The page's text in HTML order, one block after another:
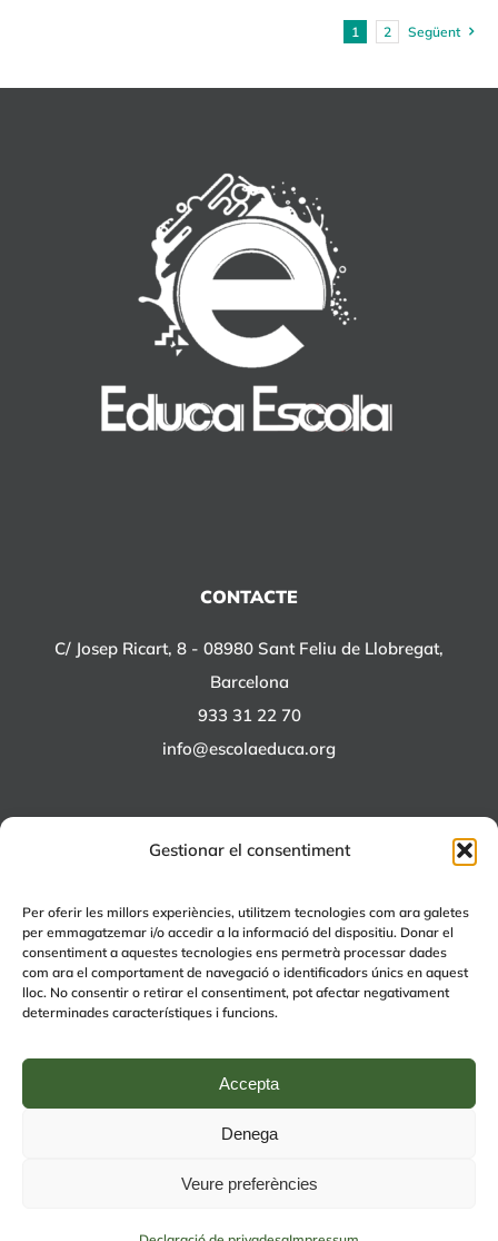
Gestionar el consentiment
Per oferir les millors experiències, utilitzem tecnologies com ara galetes
per emmagatzemar i/o accedir a la informació del dispositiu. Donar el
consentiment a aquestes tecnologies ens permetrà processar dades
com ara el comportament de navegació o identificadors únics en aquest
lloc. No consentir o retirar el consentiment, pot afectar negativament
determinades característiques i funcions.
Accepta
Denega
Veure preferències
1 2 Següent
CONTACTE
C/ Josep Ricart, 8 - 08980 Sant Feliu de Llobregat,
Barcelona
933 31 22 70
info@escolaeduca.org
+EDUCA
EDUCA Espai Lúdic
EDUCA Serveis
privacitat (RGPD)| byrmdisseny
FacebookInstagram
TiktokWhatsApp